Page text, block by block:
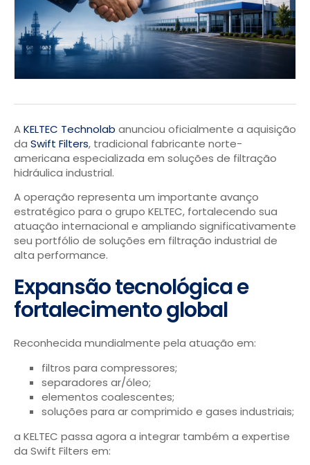
AKELTEC Technolab anunciou oficialmente a aquisição
da Swift Filters, tradicional fabricante norte-
americana especializada em soluções de filtração
hidráulica industrial.
A operação representa um importante avanço
estratégico para o grupo KELTEC, fortalecendo sua
atuação internacional e ampliando significativamente
seu portfólio de soluções em filtração industrial de
alta performance.
Expansão tecnológica e
fortalecimento global
Reconhecida mundialmente pela atuação em:
filtros para compressores;
separadores ar/óleo;
elementos coalescentes;
soluções para ar comprimido e gases industriais;
a KELTEC passa agora a integrar também a expertise
da Swift Filters em: